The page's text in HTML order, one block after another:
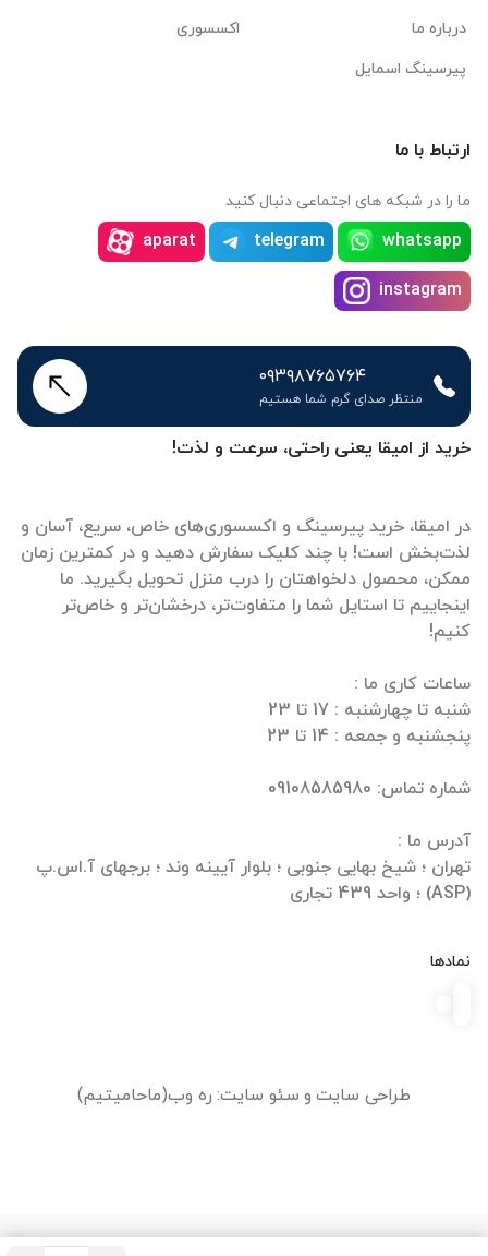
خرید از امیقا یعنی راحتی، سرعت و لذت!
در امیقا، خرید پیرسینگ و اکسسوری‌های خاص، سریع، آسان و
لذت‌بخش است! با چند کلیک سفارش دهید و در کمترین زمان
ممکن، محصول دلخواهتان را درب منزل تحویل بگیرید. ما
اینجاییم تا استایل شما را متفاوت‌تر، درخشان‌تر و خاص‌تر
تهران ؛ شیخ بهایی جنوبی ؛ بلوار آیینه وند ؛ برجهای آ.اس.پ
(ASP) ؛ واحد 439 تجاری
نمادها
درباره ما
پیرسینگ اسمایل
اکسسوری
ارتباط با ما
ما را در شبکه های اجتماعی دنبال کنید
whatsapp
telegram
aparat
instagram
۰۹۳۹۸۷۶۵۷۶۴
منتظر صدای گرم شما هستیم
طراحی سایت و سئو سایت: ره وب(ماحامیتیم)